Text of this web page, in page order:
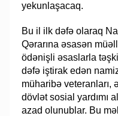
yekunlaşacaq.
Bu il ilk dəfə olaraq
Qərarına əsasən
ödənişli əsaslarla
dəfə iştirak edən
müharibə veteranları,
dövlət sosial yardımı
azad olunublar. Bu